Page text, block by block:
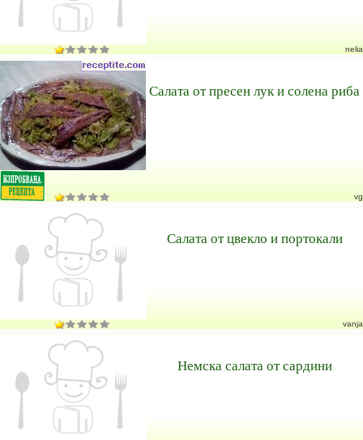
nelia
Салата от пресен лук и солена риба
vg
Салата от цвекло и портокали
vanja
Немска салата от сардини